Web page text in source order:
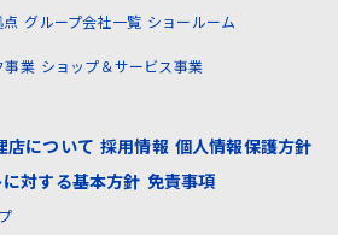
グループ会社一覧 ショールーム
事業 ショップ＆サービス事業
店について 採用情報 個人情報保護方針
対する基本方針 免責事項